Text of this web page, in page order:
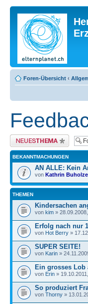
Foren-Übersicht ‹
Neues Thema erstellen
BEKANNTMACHUNGEN
AN ALLE: Kein
von Kathrin
THEMEN
Kindersachen
von kim »
Erfolg nach nur
von Hot Berry »
SUPER SEITE!
von Karin »
Ein grosses
von Erin »
So produziert
von Thorny »